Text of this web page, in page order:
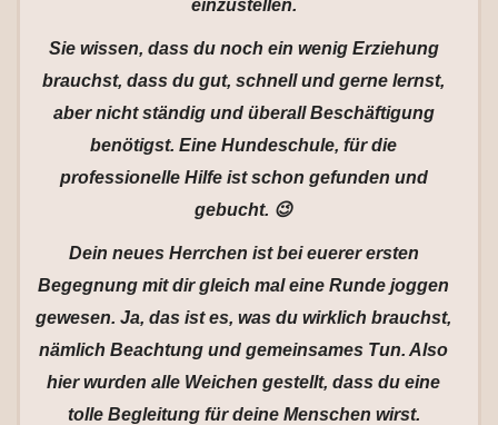
einzustellen.
Sie wissen, dass du noch ein wenig Erziehung
brauchst, dass du gut, schnell und gerne lernst,
aber nicht ständig und überall Beschäftigung
benötigst. Eine Hundeschule, für die
professionelle Hilfe ist schon gefunden und
gebucht. 😉
Dein neues Herrchen ist bei euerer ersten
Begegnung mit dir gleich mal eine Runde joggen
gewesen. Ja, das ist es, was du wirklich brauchst,
nämlich Beachtung und gemeinsames Tun. Also
hier wurden alle Weichen gestellt, dass du eine
tolle Begleitung für deine Menschen wirst.